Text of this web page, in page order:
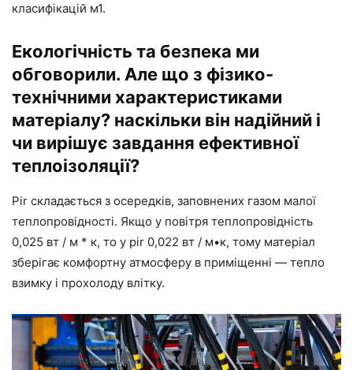
класифікацій м1.
Екологічність та безпека ми
обговорили. Але що з фізико-
технічними характеристиками
матеріалу? наскільки він надійний і
чи вирішує завдання ефективної
теплоізоляції?
Pir складається з осередків, заповнених газом малої
теплопровідності. Якщо у повітря теплопровідність
0,025 вт / м * к, то у pir 0,022 вт / м•к, тому матеріал
зберігає комфортну атмосферу в приміщенні — тепло
взимку і прохолоду влітку.